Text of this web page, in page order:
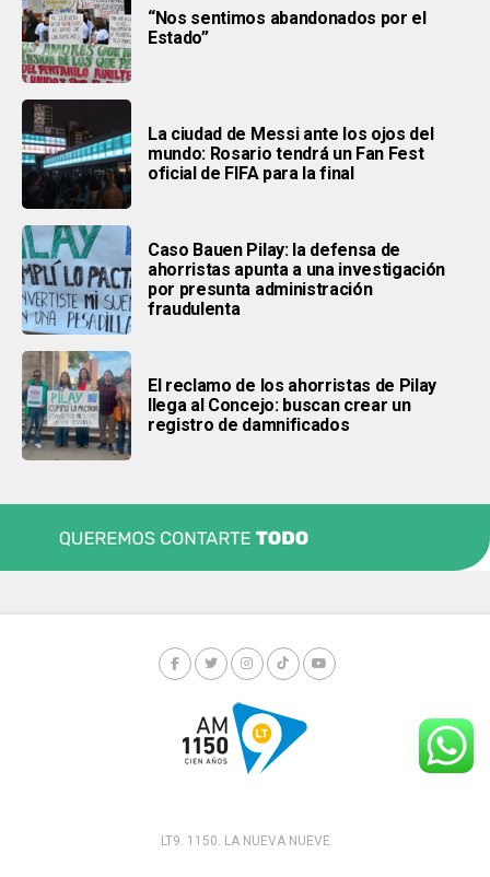
“Nos sentimos abandonados por el
Estado”
La ciudad de Messi ante los ojos del
mundo: Rosario tendrá un Fan Fest
oficial de FIFA para la final
Caso Bauen Pilay: la defensa de
ahorristas apunta a una investigación
por presunta administración
fraudulenta
El reclamo de los ahorristas de Pilay
llega al Concejo: buscan crear un
registro de damnificados
LT9. 1150. LA NUEVA NUEVE